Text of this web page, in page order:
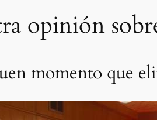
opinión
momento que